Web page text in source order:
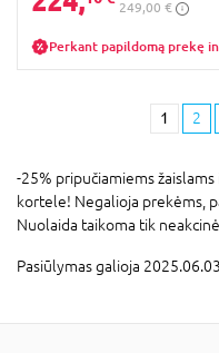
249,00 €
Perkant papildomą prekę
1 2
-25% pripučiamiems
kortele! Negalioja prekėms,
Nuolaida taikoma tik
Pasiūlymas galioja